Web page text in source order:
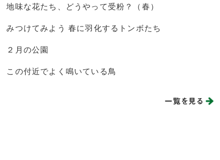
地味な花たち、どうやって受粉？（春）
みつけてみよう 春に羽化するトンボたち
２月の公園
この付近でよく鳴いている鳥
一覧を見る